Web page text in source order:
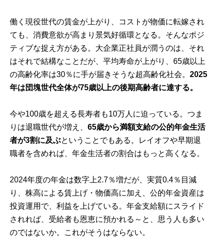
働く現役世代の賃金が上がり、コストが物価に転嫁され
ても、消費意欲が高まり景気好循環となる。そんなポジ
ティブな捉え方がある。大企業正社員が潤うのは、それ
はそれで結構なことだが、平均寿命が上がり、65歳以上
の高齢化率は30％に手が届きそうな超高齢化社会。2025
年は団塊世代全体が75歳以上の後期高齢者に達する。
今や100歳を超える長寿者も10万人に迫っている。つま
りは退職世代が増え、65歳から満額支給の公的年金生活
者が3割に及ぶということでもある。レイオフや早期退
職者を含めれば、年金生活者の割合はもっと高くなる。
2024年度の年金は数字上2.7％増だが、実質0.4％目減
り、株高による賃上げ・物価高に加え、公的年金資産は
投資運用で、利益を上げている。年金支給額にスライド
されれば、受給者も恩恵に預かれる～と、思う人も多い
のではないか。これがそうはならない。